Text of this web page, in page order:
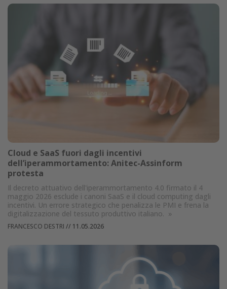
Cloud e SaaS fuori dagli incentivi
dell’iperammortamento: Anitec-Assinform
protesta
Il decreto attuativo dell'iperammortamento 4.0 firmato il 4
maggio 2026 esclude i canoni SaaS e il cloud computing dagli
incentivi. Un errore strategico che penalizza le PMI e frena la
digitalizzazione del tessuto produttivo italiano. »
FRANCESCO DESTRI // 11.05.2026